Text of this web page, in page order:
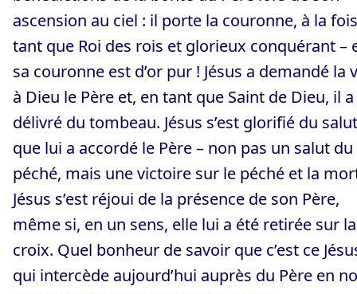
ascension au ciel : il porte la couronne, à la
tant que Roi des rois et glorieux conquérant –
sa couronne est d’or pur ! Jésus a demandé la
à Dieu le Père et, en tant que Saint de Dieu, il
délivré du tombeau. Jésus s’est glorifié du salut
que lui a accordé le Père – non pas un salut du
péché, mais une victoire sur le péché et la
Jésus s’est réjoui de la présence de son Père,
même si, en un sens, elle lui a été retirée sur la
croix. Quel bonheur de savoir que c’est ce
qui intercède aujourd’hui auprès du Père en